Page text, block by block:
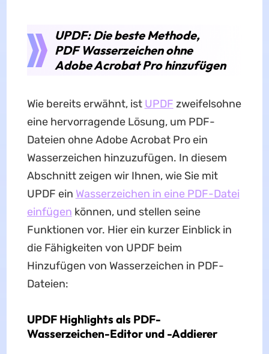
UPDF: Die beste Methode,
PDF Wasserzeichen ohne
Adobe Acrobat Pro hinzufügen
Wie bereits erwähnt, ist UPDF zweifelsohne
eine hervorragende Lösung, um PDF-
Dateien ohne Adobe Acrobat Pro ein
Wasserzeichen hinzuzufügen. In diesem
Abschnitt zeigen wir Ihnen, wie Sie mit
UPDF ein Wasserzeichen in eine PDF-Datei
einfügen können, und stellen seine
Funktionen vor. Hier ein kurzer Einblick in
die Fähigkeiten von UPDF beim
Hinzufügen von Wasserzeichen in PDF-
Dateien:
UPDF Highlights als PDF-
Wasserzeichen-Editor und -Addierer